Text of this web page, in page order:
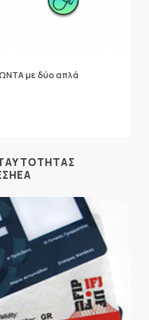
με δύο απλά